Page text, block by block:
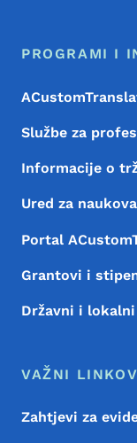
PROGRAMI I
Službe za
Informacije o
Ured za
Portal
Grantovi i
Državni i
VAŽNI
Zahtjevi za